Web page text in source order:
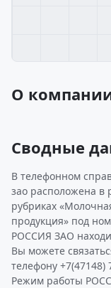
О
Сводные
В телефонном
зао расположена в
рубриках
продукция» под
РОССИЯ ЗАО
Вы можете
телефону +7(47148)
Режим работы